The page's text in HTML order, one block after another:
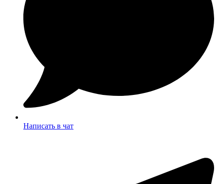
Написать в чат